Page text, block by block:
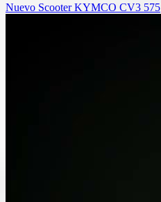
Nuevo Scooter KYMCO CV3 575